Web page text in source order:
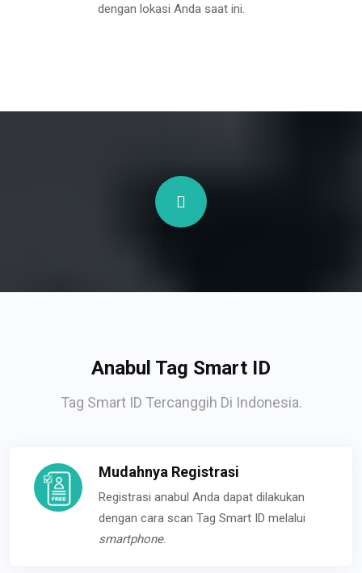
dengan lokasi Anda saat ini.
Anabul Tag Smart ID
Tag Smart ID Tercanggih Di Indonesia.
Mudahnya Registrasi
Registrasi anabul Anda dapat dilakukan
dengan cara scan Tag Smart ID melalui
smartphone.